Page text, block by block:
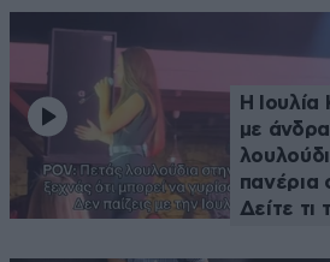
Η
με
πανέρια
Δείτε τι